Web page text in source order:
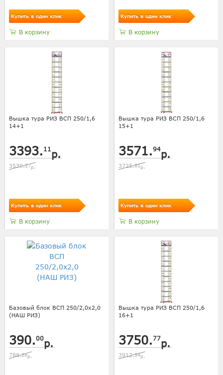
Купить в один клик
В корзину
Купить в один клик
В корзину
Вышка тура РИЗ ВСП 250/1,6
14+1
3393. 11р.
3539.27р.
Купить в один клик
В корзину
Вышка тура РИЗ ВСП 250/1,6
15+1
3571.94р.
3725.81р.
Купить в один клик
В корзину
Базовый блок ВСП 250/2,0x2,0
(НАШ РИЗ)
390.00р.
788.28р.
Вышка тура РИЗ ВСП 250/1,6
16+1
3750. 77р.
3912.34р.